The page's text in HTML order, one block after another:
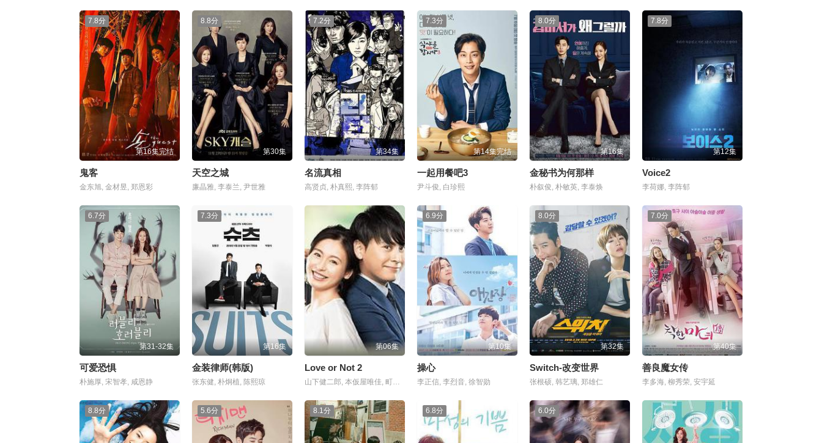
7.8分
第16集完结
鬼客
金东旭, 金材昱, 郑恩彩
8.8分
第30集
天空之城
廉晶雅, 李泰兰, 尹世雅
7.2分
第34集
名流真相
高贤贞, 朴真熙, 李阵郁
7.3分
第14集完结
一起用餐吧3
尹斗俊, 白珍熙
8.0分
第16集
金秘书为何那样
朴叙俊, 朴敏英, 李泰焕
7.8分
第12集
Voice2
李荷娜, 李阵郁
6.7分
第31-32集
可爱恐惧
朴施厚, 宋智孝, 咸恩静
7.3分
第16集
金装律师(韩版)
张东健, 朴炯植, 陈熙琼
第06集
Love or Not 2
山下健二郎, 本仮屋唯佳, 町田启太
6.9分
第10集
操心
李正信, 李烈音, 徐智勋
8.0分
第32集
Switch-改变世界
张根硕, 韩艺璃, 郑雄仁
7.0分
第40集
善良魔女传
李多海, 柳秀荣, 安宇延
8.8分 5.6分 8.1分 6.8分 6.0分